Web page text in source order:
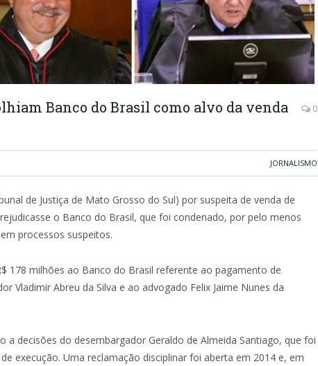
Banco do Brasil como alvo da venda
0
JORNALISMO
de Justiça de Mato Grosso do Sul) por suspeita de venda de
o Banco do Brasil, que foi condenado, por pelo menos
processos suspeitos.
178 milhões ao Banco do Brasil referente ao pagamento de
Vladimir Abreu da Silva e ao advogado Felix Jaime Nunes da
decisões do desembargador Geraldo de Almeida Santiago, que foi
execução. Uma reclamação disciplinar foi aberta em 2014 e, em